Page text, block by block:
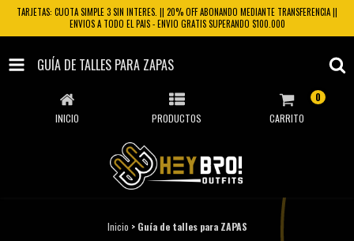
TARJETAS: CUOTA SIMPLE 3 SIN INTERES. || 20% OFF ABONANDO MEDIANTE TRANSFERENCIA ||
ENVIOS A TODO EL PAIS - ENVIO GRATIS SUPERANDO $100.000
GUÍA DE TALLES PARA ZAPAS
INICIO PRODUCTOS CARRITO
0
Inicio > Guía de talles para ZAPAS